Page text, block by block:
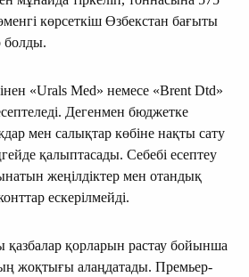
көрсеткіш Өзбекстан бағыты
болды.
«Urals Med» немесе «Brent Dtd»
Дегенмен бюджетке
мен салықтар көбіне нақты сату
қалыптасады. Себебі есептеу
жеңілдіктер мен отандық
ескерілмейді.
қазбалар қорларын растау бойынша
жоқтығы алаңдатады. Премьер-